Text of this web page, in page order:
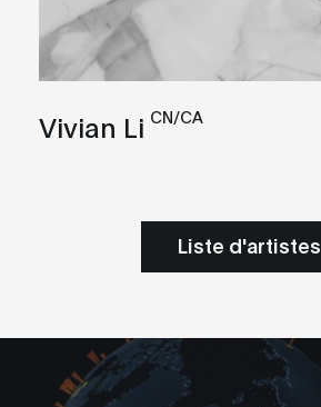
Vivian Li CN/CA
Liste d'artistes